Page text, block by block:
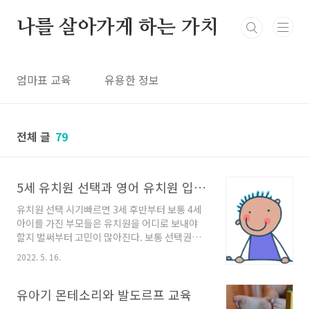
나를 살아가게 하는 가치
엄마표 교육 유용한 정보
전체 글 79
5세 유치원 선택과 영어 유치원 입학 테스트 준비
유치원 선택 시기빠르면 3세 후반부터 보통 4세
아이를 가진 부모들은 유치원을 어디로 보내야
할지 벌써부터 고민이 많아진다. 보통 선택권은
일반 유치원과 영어유치원으로 나뉘고 그 안에서
더 세부적으로 나뉘게 된다. 일반 유치원으로 결
보낼 것인지 아니면 5세부터 7세까지 운영하는
2022. 5. 16.
유아기 몬테소리와 발도르프 교육